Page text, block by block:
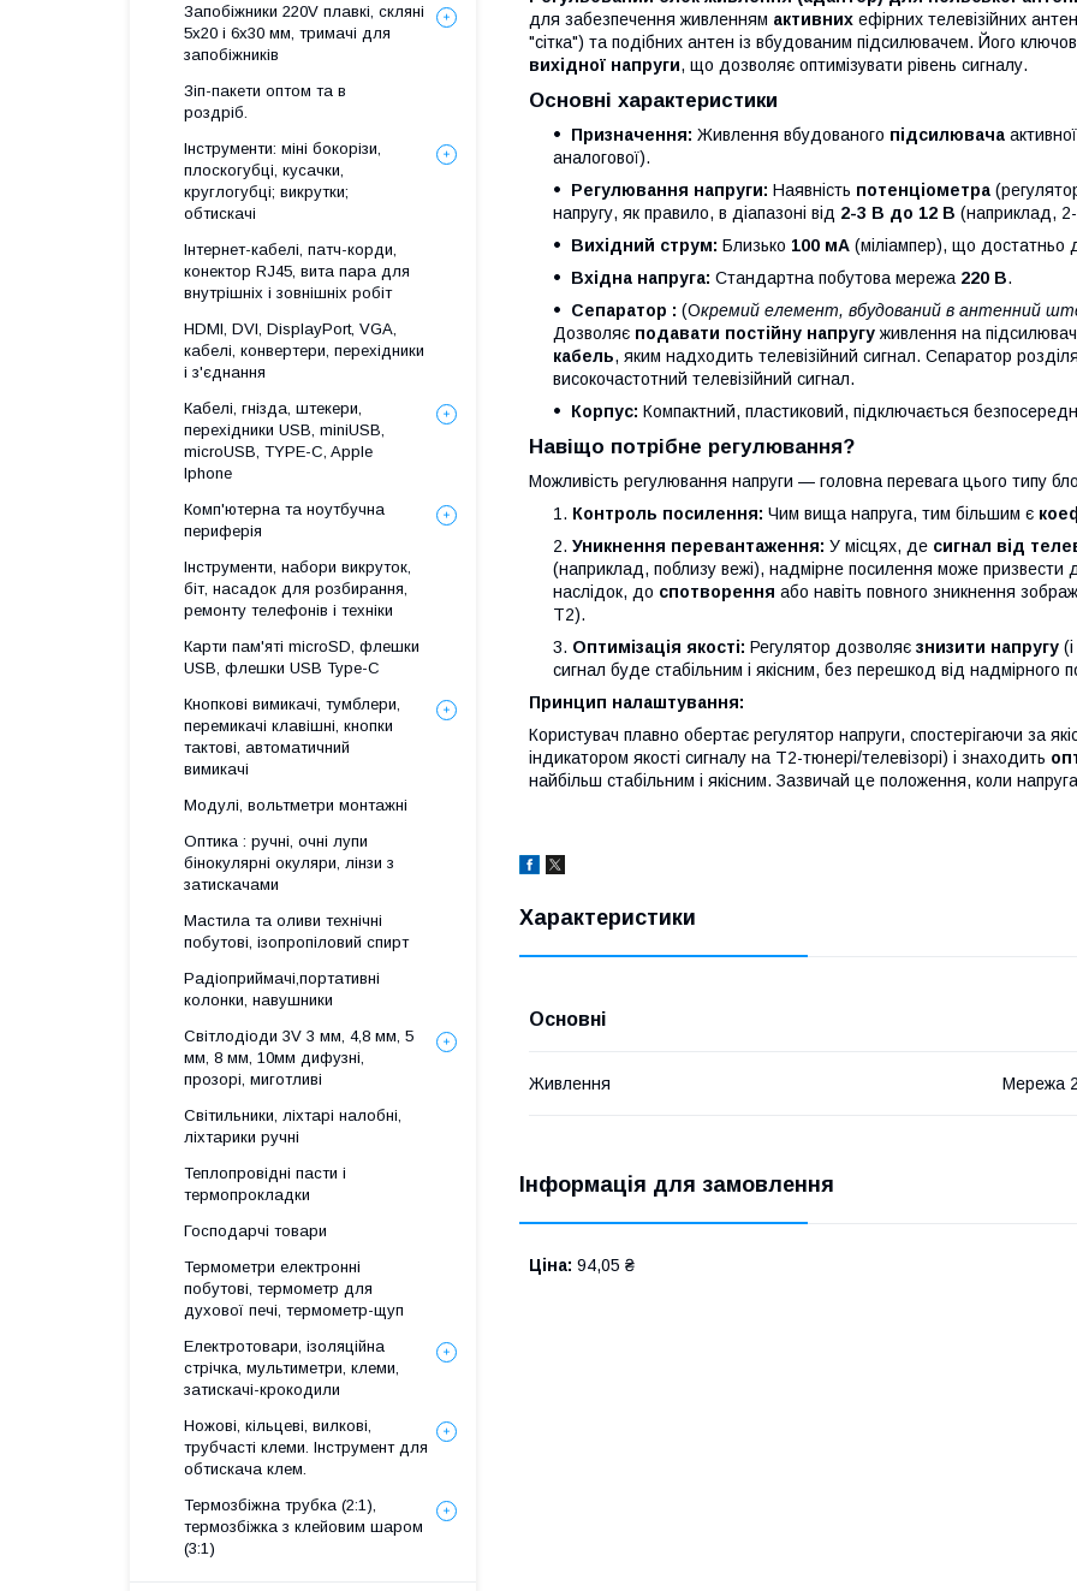
для забезпечення живленням активних ефірних телевізійних
"сітка") та подібних антен із вбудованим підсилювачем. Його
вихідної напруги, що дозволяє оптимізувати рівень сигналу.
Основні характеристики
Призначення: Живлення вбудованого підсилювача
аналогової).
Регулювання напруги: Наявність потенціометра
напругу, як правило, в діапазоні від 2-3 В до 12 В (наприклад,
Вихідний струм: Близько 100 мА (міліампер), що достатньо
Вхідна напруга: Стандартна побутова мережа 220 В.
Сепаратор : (Окремий елемент, вбудований в антенний
Дозволяє подавати постійну напругу живлення на
кабель, яким надходить телевізійний сигнал. Сепаратор
високочастотний телевізійний сигнал.
Корпус: Компактний, пластиковий, підключається
Навіщо потрібне регулювання?
Можливість регулювання напруги — головна перевага цього типу
Контроль посилення: Чим вища напруга, тим більшим є
Уникнення перевантаження: У місцях, де сигнал від
(наприклад, поблизу вежі), надмірне посилення може призвести
наслідок, до спотворення або навіть повного зникнення
T2).
Оптимізація якості: Регулятор дозволяє знизити напругу
сигнал буде стабільним і якісним, без перешкод від надмірного
Принцип налаштування:
Користувач плавно обертає регулятор напруги, спостерігаючи за
індикатором якості сигналу на Т2-тюнері/телевізорі) і знаходить
найбільш стабільним і якісним. Зазвичай це положення, коли
Характеристики
Основні
Живлення Мережа
Інформація для замовлення
Ціна: 94,05 ₴
Запобіжники 220V плавкі, скляні
5x20 і 6х30 мм, тримачі для
запобіжників
Зіп-пакети оптом та в
роздріб.
Інструменти: міні бокорізи,
плоскогубці, кусачки,
круглогубці; викрутки;
обтискачі
Інтернет-кабелі, патч-корди,
конектор RJ45, вита пара для
внутрішніх і зовнішніх робіт
HDMI, DVI, DisplayPort, VGA,
кабелі, конвертери, перехідники
і з'єднання
Кабелі, гнізда, штекери,
перехідники USB, miniUSB,
microUSB, TYPE-C, Apple
Iphone
Комп'ютерна та ноутбучна
периферія
Інструменти, набори викруток,
біт, насадок для розбирання,
ремонту телефонів і техніки
Карти пам'яті microSD, флешки
USB, флешки USB Type-C
Кнопкові вимикачі, тумблери,
перемикачі клавішні, кнопки
тактові, автоматичний
вимикачі
Модулі, вольтметри монтажні
Оптика : ручні, очні лупи
бінокулярні окуляри, лінзи з
затискачами
Мастила та оливи технічні
побутові, ізопропіловий спирт
Радіоприймачі,портативні
колонки, навушники
Світлодіоди 3V 3 мм, 4,8 мм, 5
мм, 8 мм, 10мм дифузні,
прозорі, миготливі
Світильники, ліхтарі налобні,
ліхтарики ручні
Теплопровідні пасти і
термопрокладки
Господарчі товари
Термометри електронні
побутові, термометр для
духової печі, термометр-щуп
Електротовари, ізоляційна
стрічка, мультиметри, клеми,
затискачі-крокодили
Ножові, кільцеві, вилкові,
трубчасті клеми. Інструмент для
обтискача клем.
Термозбіжна трубка (2:1),
термозбіжка з клейовим шаром
(3:1)